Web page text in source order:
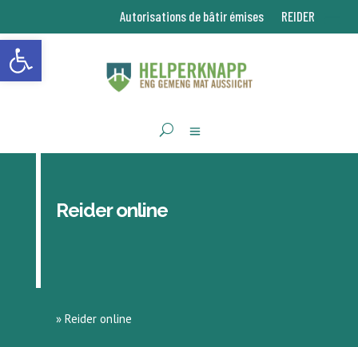
Ouvrir la barre d’outils
Autorisations de bâtir émises REIDER
Reider online
» Reider online